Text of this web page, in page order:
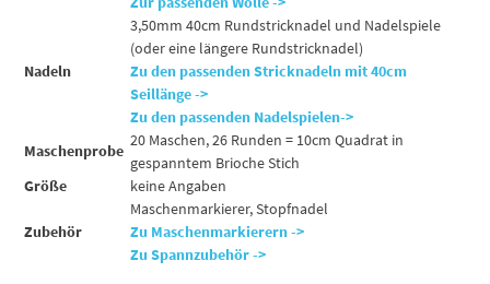
Nadeln
3,50mm 40cm Rundstricknadel und Nadelspiele
(oder eine längere Rundstricknadel)
Zu den passenden Stricknadeln mit 40cm
Seillänge ->
Zu den passenden Nadelspielen->
Maschenprobe
20 Maschen, 26 Runden = 10cm Quadrat in
gespanntem Brioche Stich
Größe
keine Angaben
Zubehör
Maschenmarkierer, Stopfnadel
Zu Maschenmarkierern ->
Zu Spannzubehör ->